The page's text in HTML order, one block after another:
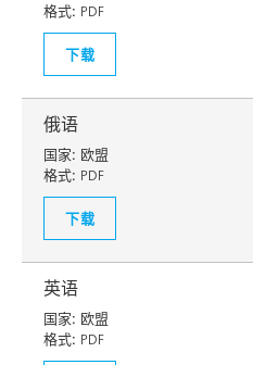
格式: PDF
下载
俄语
国家: 欧盟
格式: PDF
下载
英语
国家: 欧盟
格式: PDF